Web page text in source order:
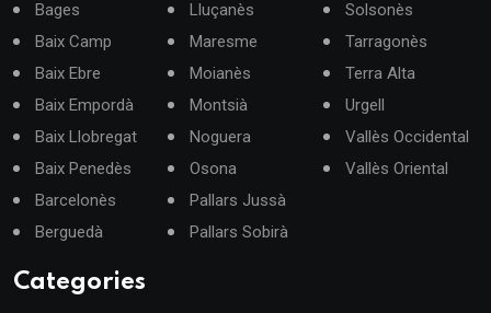
Bages
Baix Camp
Baix Ebre
Baix Empordà
Baix Llobregat
Baix Penedès
Barcelonès
Berguedà
Lluçanès
Maresme
Moianès
Montsià
Noguera
Osona
Pallars Jussà
Pallars Sobirà
Solsonès
Tarragonès
Terra Alta
Urgell
Vallès Occidental
Vallès Oriental
Categories